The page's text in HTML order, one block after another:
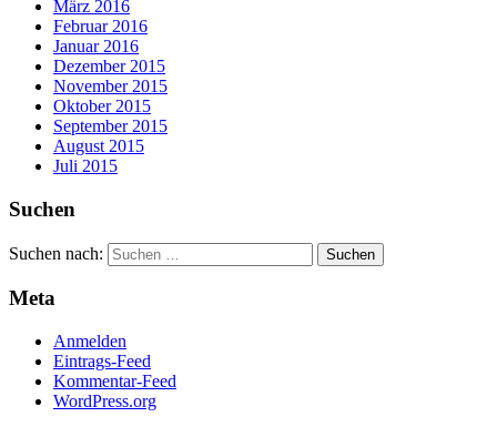
März 2016
Februar 2016
Januar 2016
Dezember 2015
November 2015
Oktober 2015
September 2015
August 2015
Juli 2015
Suchen
Suchen nach:
Meta
Anmelden
Eintrags-Feed
Kommentar-Feed
WordPress.org